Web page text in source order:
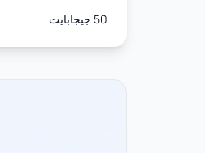
50 جيجابايت